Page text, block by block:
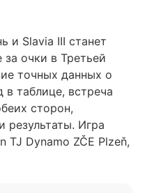
и Slavia III станет
очки в Третьей
точных данных о
таблице, встреча
сторон,
результаты. Игра
TJ Dynamo ZČE Plzeň,